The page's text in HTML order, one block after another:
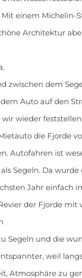
Mit einem Michelin-
Architektur
zwischen dem
Auto auf den
wir wieder
die Fjorde
Autofahren ist
Segeln. Da
Jahr einfach
der Fjorde mit
Segeln und die
weil
Atmosphäre zu